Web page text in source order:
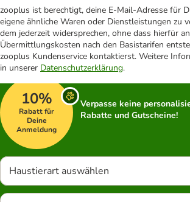
zooplus ist berechtigt, deine E-Mail-Adresse für
eigene ähnliche Waren oder Dienstleistungen zu
dem jederzeit widersprechen, ohne dass hierfür
Übermittlungskosten nach den Basistarifen
zooplus Kundenservice kontaktierst. Weitere
in unserer Datenschutzerklärung.
10%
Rabatt für
Deine
Anmeldung
Verpasse keine
Rabatte und Gutscheine!
Haustierart auswählen